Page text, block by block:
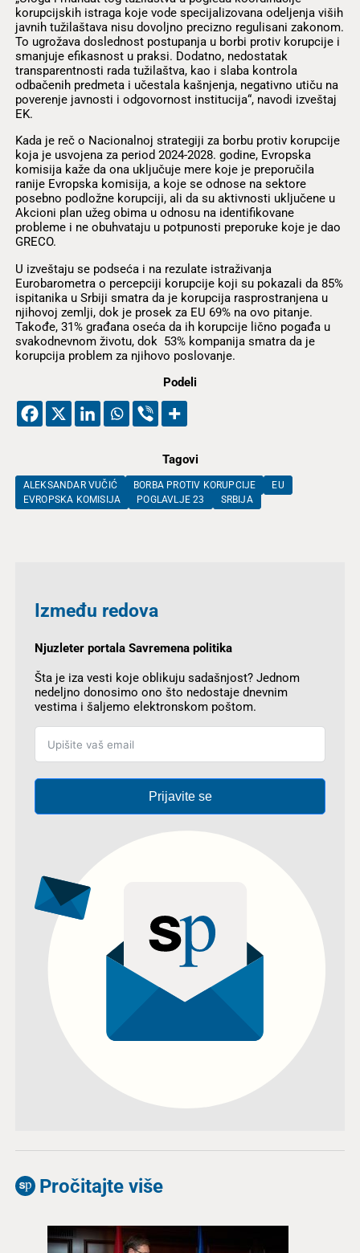
korupcijskih istraga koje vode specijalizovana odeljenja viših
javnih tužilaštava nisu dovoljno precizno regulisani zakonom.
To ugrožava doslednost postupanja u borbi protiv korupcije i
smanjuje efikasnost u praksi. Dodatno, nedostatak
transparentnosti rada tužilaštva, kao i slaba kontrola
odbačenih predmeta i učestala kašnjenja, negativno utiču na
poverenje javnosti i odgovornost institucija“, navodi izveštaj
EK.
Kada je reč o Nacionalnoj strategiji za borbu protiv korupcije
koja je usvojena za period 2024-2028. godine, Evropska
komisija kaže da ona uključuje mere koje je preporučila
ranije Evropska komisija, a koje se odnose na sektore
posebno podložne korupciji, ali da su aktivnosti uključene u
Akcioni plan užeg obima u odnosu na identifikovane
probleme i ne obuhvataju u potpunosti preporuke koje je dao
GRECO.
U izveštaju se podseća i na rezulate istraživanja
Eurobarometra o percepciji korupcije koji su pokazali da 85%
ispitanika u Srbiji smatra da je korupcija rasprostranjena u
njihovoj zemlji, dok je prosek za EU 69% na ovo pitanje.
Takođe, 31% građana oseća da ih korupcije lično pogađa u
svakodnevnom životu, dok 53% kompanija smatra da je
korupcija problem za njihovo poslovanje.
Podeli
Tagovi
ALEKSANDAR VUČIĆ BORBA PROTIV KORUPCIJE
EU
EVROPSKA KOMISIJA
POGLAVLJE 23 SRBIJA
Između redova
Njuzleter portala Savremena politika
Šta je iza vesti koje oblikuju sadašnjost? Jednom
nedeljno donosimo ono što nedostaje dnevnim
vestima i šaljemo elektronskom poštom.
Prijavite se
Pročitajte više